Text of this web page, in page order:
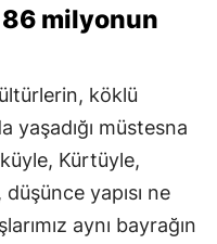
86 milyonun
köklü
yaşadığı müstesna
Kürtüyle,
yapısı ne
aynı bayrağın